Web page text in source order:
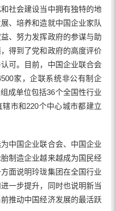
社会建设当中拥有独特的地
、培养和造就中国企业家队
、努力发挥政府的参谋与助
得到了党和政府的高度评价
可。目前，中国企业联合会
家，企联系统非公有制企
成单位包括36个全国性行业
市和220个中心城市都建立
国企业联合会、中国企业
制造企业越来越成为国民经
面说明玲珑集团在全国行业
一步提升，同时也说明新当
推动中国经济发展的最活跃